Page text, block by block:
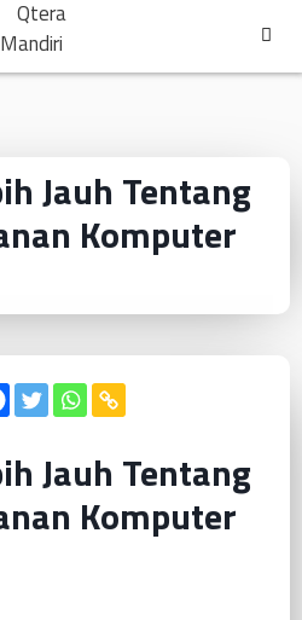
Jauh Tentang
Komputer
Jauh Tentang
Komputer